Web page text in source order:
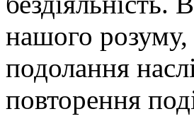
нашого
подолання
повторення